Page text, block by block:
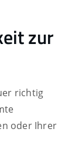
zur
richtig
oder Ihrer